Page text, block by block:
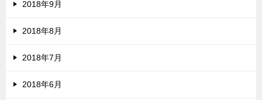
2018年9月
2018年8月
2018年7月
2018年6月